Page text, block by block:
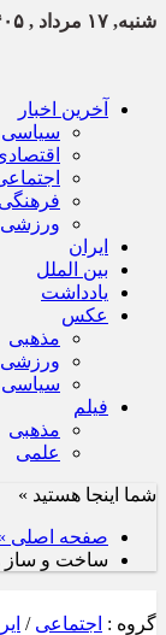
شنبه, ۱۷ مرداد , ۱۴۰۵
آخرین اخبار
سیاسی
فرهنگی
ورزشی
ایران
بین الملل
یادداشت
عکس
مذهبی
ورزشی
سیاسی
فیلم
مذهبی
علمی
شما اینجا هستید »
صفحه اصلی
ساخت و ساز
گروه : اجتماعی /